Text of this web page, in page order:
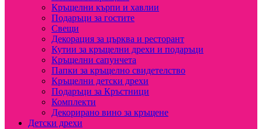
Кръщелни кърпи и хавлии
Подаръци за гостите
Свещи
Декорация за църква и ресторант
Кутии за кръщелни дрехи и подаръци
Кръщелни сапунчета
Папки за кръщелно свидетелство
Кръщелни детски дрехи
Подаръци за Кръстници
Комплекти
Декорирано вино за кръщене
Детски дрехи